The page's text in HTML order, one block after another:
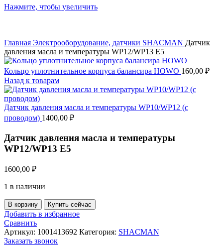
Нажмите, чтобы увеличить
Главная Электрооборудование, датчики SHACMAN Датчик
давления масла и температуры WP12/WP13 E5
Кольцо уплотнительное корпуса балансира HOWO 160,00 ₽
Назад к товарам
Датчик давления масла и температуры WP10/WP12 (с
проводом) 1400,00 ₽
Датчик давления масла и температуры
WP12/WP13 E5
1600,00 ₽
1 в наличии
Количество
товара
Датчик
давления
масла
В корзину Купить сейчас
Добавить в избранное
Сравнить
Артикул: 1001413692 Категория: SHACMAN
Заказать звонок